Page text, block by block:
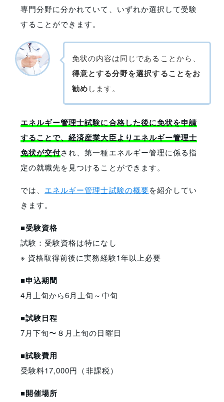
専門分野に分かれていて、いずれか選択して受験
することができます。
免状の内容は同じであることから、
得意とする分野を選択することをお
勧めします。
エネルギー管理士試験に合格した後に免状を申請
することで、経済産業大臣よりエネルギー管理士
免状が交付され、第一種エネルギー管理に係る指
定の就職先を見つけることができます。
では、 エネルギー管理士試験の概要を紹介してい
きます。
■受験資格
試験：受験資格は特になし
※ 資格取得前後に実務経験1年以上必要
■申込期間
4月上旬から6月上旬～中旬
■試験日程
7月下旬〜８月上旬の日曜日
■試験費用
受験料17,000円（非課税）
■開催場所